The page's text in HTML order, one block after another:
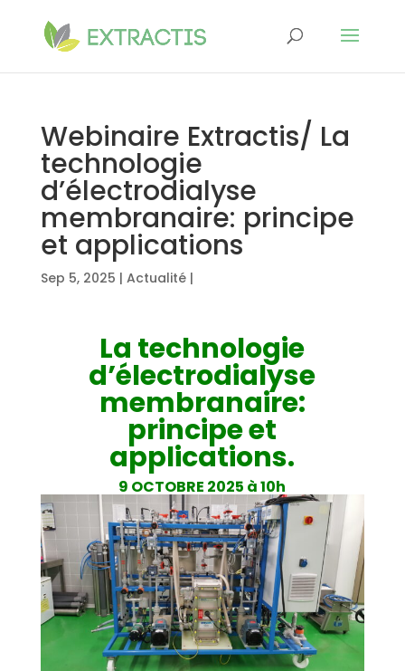
Webinaire Extractis/ La
technologie
d’électrodialyse
membranaire: principe
et applications
Sep 5, 2025 | Actualité|
La technologie
d’électrodialyse
membranaire:
principe et
applications.
9 OCTOBRE 2025 à 10h